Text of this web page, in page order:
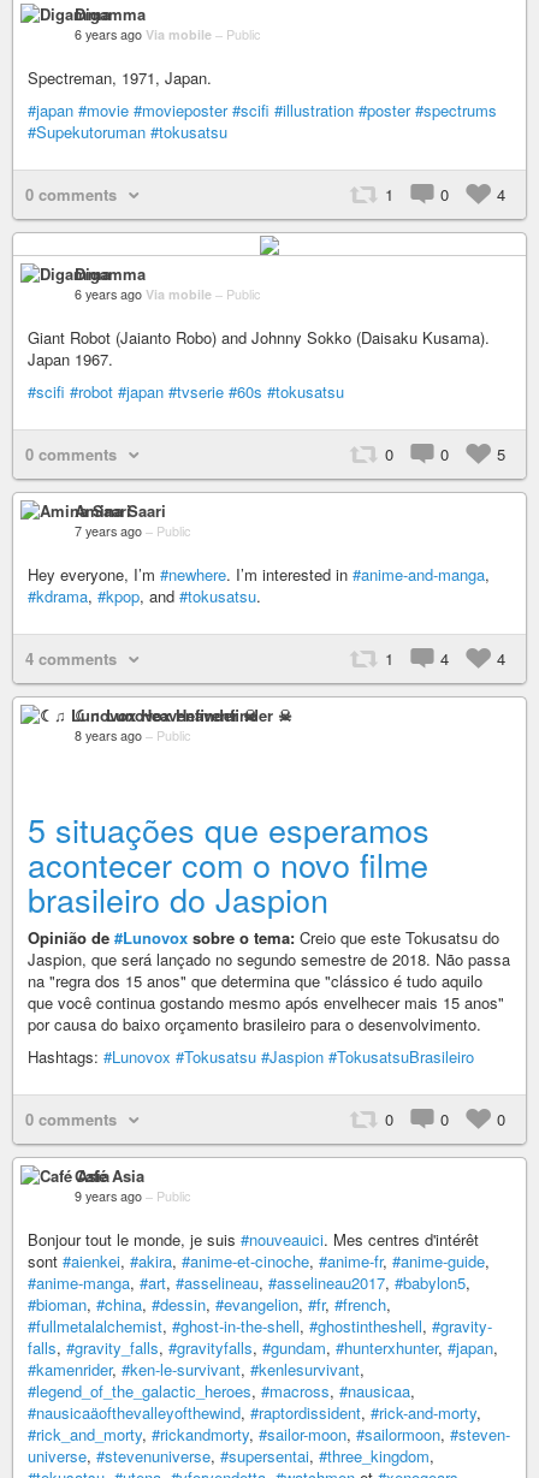
Digamma
6 years ago Via mobile – Public
Spectreman, 1971, Japan.
#japan #movie #movieposter #scifi #illustration #poster #spectrums
#Supekutoruman #tokusatsu
0 comments 1 0 4
Digamma
6 years ago Via mobile – Public
Giant Robot (Jaianto Robo) and Johnny Sokko (Daisaku Kusama).
Japan 1967.
#scifi #robot #japan #tvserie #60s #tokusatsu
0 comments 0 0 5
Amina Saari
7 years ago – Public
Hey everyone, I’m #newhere. I’m interested in #anime-and-manga,
#kdrama, #kpop, and #tokusatsu.
4 comments 1 4 4
☾♫ Lunovox Heavenfinder ☠
8 years ago – Public
5 situações que esperamos
acontecer com o novo filme
brasileiro do Jaspion
Opinião de #Lunovox sobre o tema: Creio que este Tokusatsu do
Jaspion, que será lançado no segundo semestre de 2018. Não passa
na "regra dos 15 anos" que determina que "clássico é tudo aquilo
que você continua gostando mesmo após envelhecer mais 15 anos"
por causa do baixo orçamento brasileiro para o desenvolvimento.
Hashtags: #Lunovox #Tokusatsu #Jaspion #TokusatsuBrasileiro
0 comments 0 0 0
Café Asia
9 years ago – Public
Bonjour tout le monde, je suis #nouveauici. Mes centres d'intérêt
sont #aienkei, #akira, #anime-et-cinoche, #anime-fr, #anime-guide,
#anime-manga, #art, #asselineau, #asselineau2017, #babylon5,
#bioman, #china, #dessin, #evangelion, #fr, #french,
#fullmetalalchemist, #ghost-in-the-shell, #ghostintheshell, #gravity-
falls, #gravity_falls, #gravityfalls, #gundam, #hunterxhunter, #japan,
#kamenrider, #ken-le-survivant, #kenlesurvivant,
#legend_of_the_galactic_heroes, #macross, #nausicaa,
#nausicaäofthevalleyofthewind, #raptordissident, #rick-and-morty,
#rick_and_morty, #rickandmorty, #sailor-moon, #sailormoon, #steven-
universe, #stevenuniverse, #supersentai, #three_kingdom,